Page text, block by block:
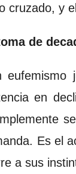
cruzado, y
de
en
Es el
a sus